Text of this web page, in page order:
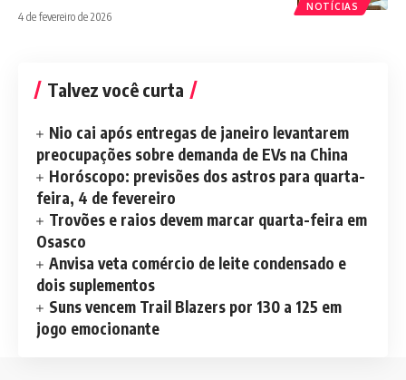
NOTÍCIAS
4 de fevereiro de 2026
Talvez você curta
Nio cai após entregas de janeiro levantarem
preocupações sobre demanda de EVs na China
Horóscopo: previsões dos astros para quarta-
feira, 4 de fevereiro
Trovões e raios devem marcar quarta-feira em
Osasco
Anvisa veta comércio de leite condensado e
dois suplementos
Suns vencem Trail Blazers por 130 a 125 em
jogo emocionante